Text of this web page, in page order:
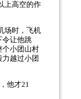
上高空的作
场时，飞机
令让他跳
个小团山村
越过小团
他才21